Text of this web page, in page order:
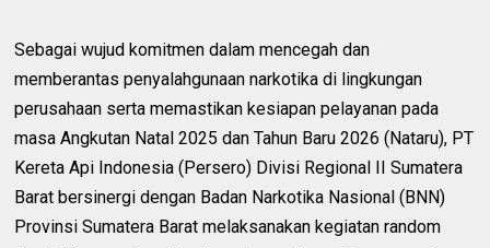
Sebagai wujud komitmen dalam mencegah dan
memberantas penyalahgunaan narkotika di lingkungan
perusahaan serta memastikan kesiapan pelayanan pada
masa Angkutan Natal 2025 dan Tahun Baru 2026 (Nataru), PT
Kereta Api Indonesia (Persero) Divisi Regional II Sumatera
Barat bersinergi dengan Badan Narkotika Nasional (BNN)
Provinsi Sumatera Barat melaksanakan kegiatan random